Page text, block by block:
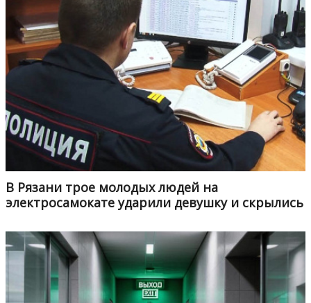
В Рязани трое молодых людей на
электросамокате ударили девушку и скрылись